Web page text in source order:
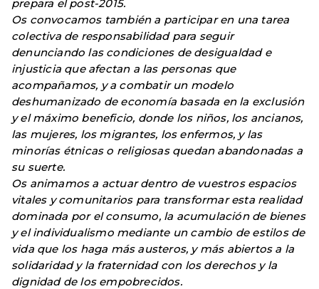
prepara el post-2015.
Os convocamos también a participar en una tarea
colectiva de responsabilidad para seguir
denunciando las condiciones de desigualdad e
injusticia que afectan a las personas que
acompañamos, y a combatir un modelo
deshumanizado de economía basada en la exclusión
y el máximo beneficio, donde los niños, los ancianos,
las mujeres, los migrantes, los enfermos, y las
minorías étnicas o religiosas quedan abandonadas a
su suerte.
Os animamos a actuar dentro de vuestros espacios
vitales y comunitarios para transformar esta realidad
dominada por el consumo, la acumulación de bienes
y el individualismo mediante un cambio de estilos de
vida que los haga más austeros, y más abiertos a la
solidaridad y la fraternidad con los derechos y la
dignidad de los empobrecidos.